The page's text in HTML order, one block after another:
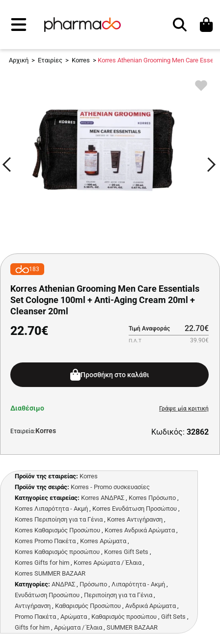
Αναζήτηση
Αρχική > Εταιρίες > Korres > Korres Athenian Grooming Men Care
183
Korres Athenian Grooming Men Care Essentials
Set Cologne 100ml + Anti-Aging Cream 20ml +
Cleanser 20ml
22.70€ Τιμή Αναφοράς 22.70€
Π.Λ.Τ 39.90€
Προσθήκη στο καλάθι
Εταιρεία:Korres Κωδικός: 32862
Διαθέσιμο Γράψε μία κριτική
Προϊόν της εταιρείας: Korres
Προϊόν της σειράς: Korres - Promo συσκευασίες
Κατηγορίες εταιρείας: Korres ΑΝΔΡΑΣ , Korres Πρόσωπο ,
Korres Λιπαρότητα - Ακμή , Korres Ενυδάτωση Προσώπου ,
Korres Περιποίηση για τα Γένια, Korres Αντιγήρανση ,
Korres Καθαρισμός Προσώπου , Korres Ανδρικά Αρώματα,
Korres Promo Πακέτα, Korres Αρώματα,
Korres Καθαρισμός προσώπου , Korres Gift Sets ,
Korres Gifts for him , Korres Aρώματα / Έλαια,
Korres SUMMER BAZAAR
Κατηγορίες: ΑΝΔΡΑΣ , Πρόσωπο , Λιπαρότητα - Ακμή ,
Ενυδάτωση Προσώπου , Περιποίηση για τα Γένια,
Αντιγήρανση , Καθαρισμός Προσώπου , Ανδρικά Αρώματα,
Promo Πακέτα, Αρώματα, Καθαρισμός προσώπου , Gift Sets ,
Gifts for him , Aρώματα / Έλαια, SUMMER BAZAAR